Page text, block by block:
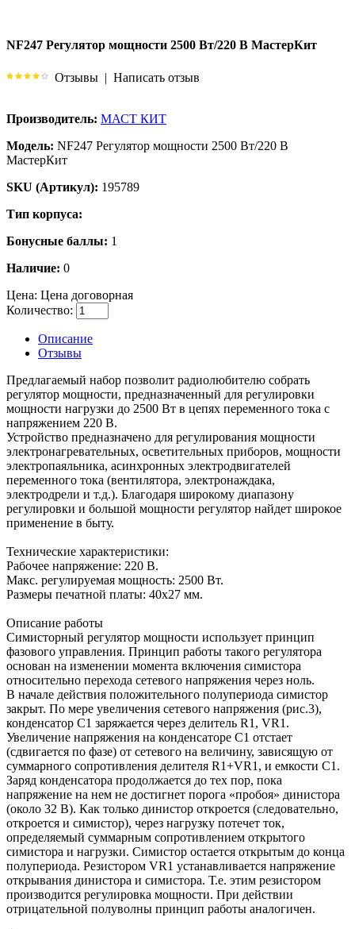
NF247 Регулятор мощности 2500 Вт/220 В МастерКит
Отзывы | Написать отзыв
Производитель: МАСТ КИТ
Модель: NF247 Регулятор мощности 2500 Вт/220 В
МастерКит
SKU (Артикул): 195789
Тип корпуса:
Бонусные баллы: 1
Наличие: 0
Цена: Цена договорная
Количество:
Описание
Отзывы
Предлагаемый набор позволит радиолюбителю собрать
регулятор мощности, предназначенный для регулировки
мощности нагрузки до 2500 Вт в цепях переменного тока с
напряжением 220 В.
Устройство предназначено для регулирования мощности
электронагревательных, осветительных приборов, мощности
электропаяльника, асинхронных электродвигателей
переменного тока (вентилятора, электронаждака,
электродрели и т.д.). Благодаря широкому диапазону
регулировки и большой мощности регулятор найдет широкое
применение в быту.
Технические характеристики:
Рабочее напряжение: 220 В.
Макс. регулируемая мощность: 2500 Вт.
Размеры печатной платы: 40х27 мм.
Описание работы
Симисторный регулятор мощности использует принцип
фазового управления. Принцип работы такого регулятора
основан на изменении момента включения симистора
относительно перехода сетевого напряжения через ноль.
В начале действия положительного полупериода симистор
закрыт. По мере увеличения сетевого напряжения (рис.3),
конденсатор С1 заряжается через делитель R1, VR1.
Увеличение напряжения на конденсаторе С1 отстает
(сдвигается по фазе) от сетевого на величину, зависящую от
суммарного сопротивления делителя R1+VR1, и емкости С1.
Заряд конденсатора продолжается до тех пор, пока
напряжение на нем не достигнет порога «пробоя» динистора
(около 32 В). Как только динистор откроется (следовательно,
откроется и симистор), через нагрузку потечет ток,
определяемый суммарным сопротивлением открытого
симистора и нагрузки. Симистор остается открытым до конца
полупериода. Резистором VR1 устанавливается напряжение
открывания динистора и симистора. Т.е. этим резистором
производится регулировка мощности. При действии
отрицательной полуволны принцип работы аналогичен.